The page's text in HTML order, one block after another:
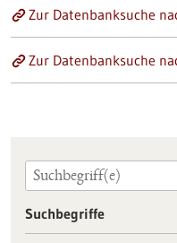
Zur Datenbanksuche
Zur Datenbanksuche
Suchbegriffe